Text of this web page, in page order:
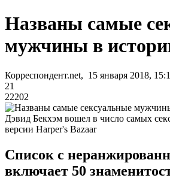
Названы самые
мужчины в
Корреспондент.net, 15 января 2018,
21
22202
Дэвид Бекхэм вошел в число самых
версии Harper's Bazaar
Список с
включает 50